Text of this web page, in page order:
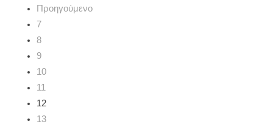
Προηγούμενο
7
8
9
10
11
12
13